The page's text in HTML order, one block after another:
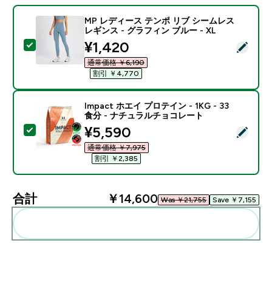
この商品を選択 - MP レディース テンポ リブ シーム
MP レディース テンポ リブ シームレス
レギンス - グラフィン ブルー - XL
discounted price
¥1,420‎
通常価格 ￥6,190‎
割引 ￥4,770‎
この商品を選択 - Impact ホエイ プロテイン - 1KG -
Impact ホエイ プロテイン - 1KG - 33
食分 - ナチュラルチョコレート
discounted price
¥5,590‎
通常価格 ￥7,975‎
割引 ￥2,385‎
合計 ￥14,600‎ Was ￥21,755‎ Save ￥7,155‎